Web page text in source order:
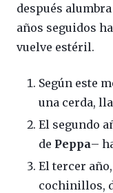
después
años seguidos
vuelve estéril.
Según este
una cerda,
El segundo
de Peppa–
El tercer año,
cochinillos,